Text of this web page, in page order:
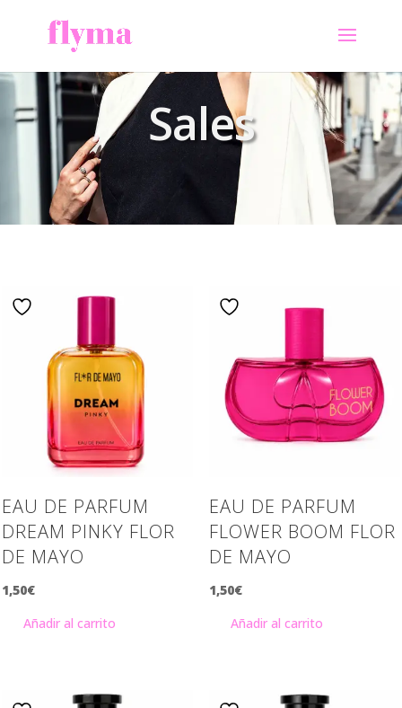
Sales
EAU DE PARFUM
DREAM PINKY FLOR
DE MAYO
1,50€
Añadir al carrito
EAU DE PARFUM
FLOWER BOOM FLOR
DE MAYO
1,50€
Añadir al carrito